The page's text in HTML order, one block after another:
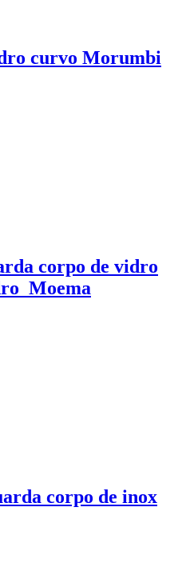
curvo Morumbi
corpo de vidro
Moema
corpo de inox